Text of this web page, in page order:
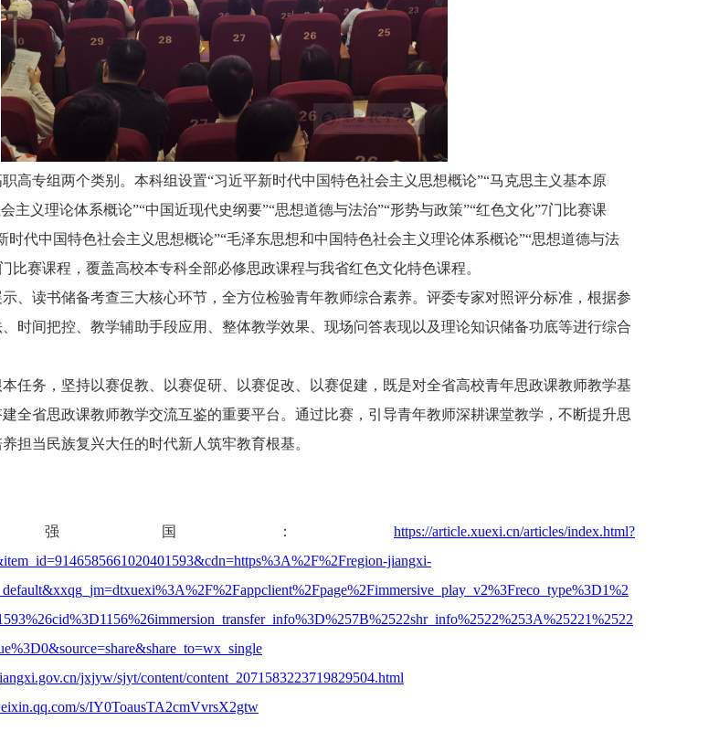
高专组两个类别。本科组设置“习近平新时代中国特色社会主义思想概论”“马克思主义基本原
主义理论体系概论”“中国近现代史纲要”“思想道德与法治”“形势与政策”“红色文化”7门比赛课
时代中国特色社会主义思想概论”“毛泽东思想和中国特色社会主义理论体系概论”“思想道德与法
比赛课程，覆盖高校本专科全部必修思政课程与我省红色文化特色课程。
、读书储备考查三大核心环节，全方位检验青年教师综合素养。评委专家对照评分标准，根据参
时间把控、教学辅助手段应用、整体教学效果、现场问答表现以及理论知识储备功底等进行综合
任务，坚持以赛促教、以赛促研、以赛促改、以赛促建，既是对全省高校青年思政课教师教学基
全省思政课教师教学交流互鉴的重要平台。通过比赛，引导青年教师深耕课堂教学，不断提升思
担当民族复兴大任的时代新人筑牢教育根基。
强国： https://article.xuexi.cn/articles/index.html?
jiangxi-
jxjyw/sjyt/content/content_2071583223719829504.html
s/IY0ToausTA2cmVvrsX2gtw